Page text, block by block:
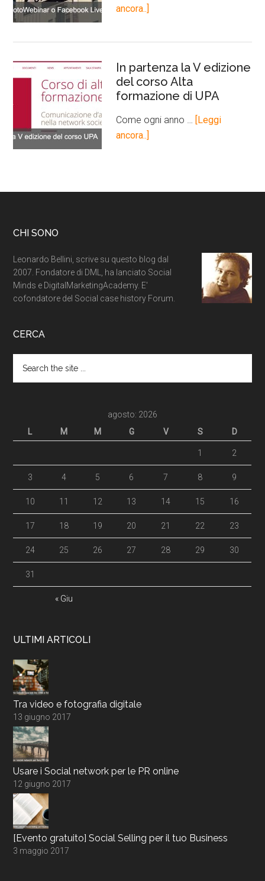
ancora..]
In partenza la V edizione
del corso Alta
formazione di UPA
Come ogni anno …
[Leggi
ancora..]
CHI SONO
Leonardo Bellini, scrive su questo blog dal
2007. Fondatore di DML, ha lanciato Social
Minds e DigitalMarketingAcademy. E'
cofondatore del Social case history Forum.
CERCA
agosto: 2026
L
M M G V S D
« Giu
1 2
3 4 5 6 7 8 9
10 11 12 13 14 15 16
17 18 19 20 21 22 23
24 25 26 27 28 29 30
31
ULTIMI ARTICOLI
Tra video e fotografia digitale
13 giugno 2017
Usare i Social network per le PR online
12 giugno 2017
[Evento gratuito] Social Selling per il tuo Business
3 maggio 2017